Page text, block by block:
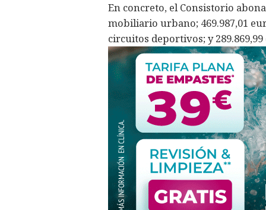
En concreto, el Consistorio
mobiliario urbano; 469.987,01
circuitos deportivos; y